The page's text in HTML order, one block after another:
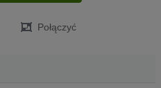
Połączyć